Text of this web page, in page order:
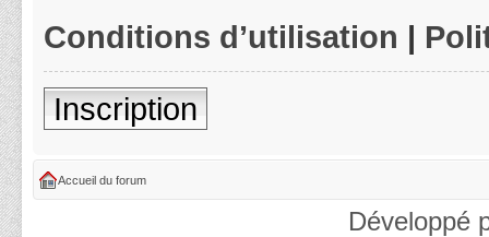
Conditions d’utilisation |
Inscription
Accueil du forum
Développé